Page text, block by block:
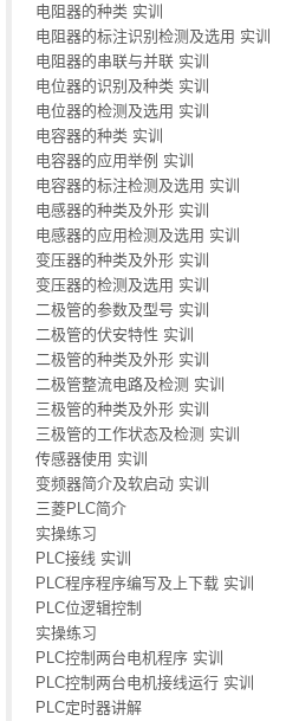
电阻器的种类 实训
电阻器的标注识别检测及选用 实训
电阻器的串联与并联 实训
电位器的识别及种类 实训
电位器的检测及选用 实训
电容器的种类 实训
电容器的应用举例 实训
电容器的标注检测及选用 实训
电感器的种类及外形 实训
电感器的应用检测及选用 实训
变压器的种类及外形 实训
变压器的检测及选用 实训
二极管的参数及型号 实训
二极管的伏安特性 实训
二极管的种类及外形 实训
二极管整流电路及检测 实训
三极管的种类及外形 实训
三极管的工作状态及检测 实训
传感器使用 实训
变频器简介及软启动 实训
三菱PLC简介
实操练习
PLC接线 实训
PLC程序程序编写及上下载 实训
PLC位逻辑控制
实操练习
PLC控制两台电机程序 实训
PLC控制两台电机接线运行 实训
PLC定时器讲解